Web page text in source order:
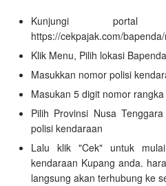
Kunjungi
https://cekpajak.com/
Klik Menu, Pilih lokasi
Masukkan nomor polisi
Masukan 5 digit nomor
Pilih Provinsi Nusa
polisi kendaraan
Lalu klik "Cek" untuk
kendaraan Kupang anda.
langsung akan terhubung ke